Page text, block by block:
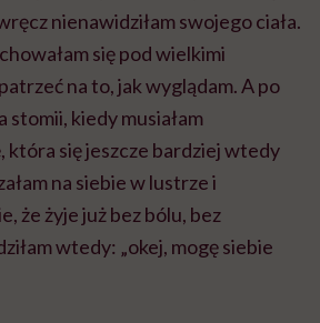
nienawidziłam swojego ciała.
się pod wielkimi
na to, jak wyglądam. A po
stomii, kiedy musiałam
która się jeszcze bardziej wtedy
na siebie w lustrze i
że żyje już bez bólu, bez
wtedy: „okej, mogę siebie